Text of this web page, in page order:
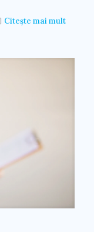
Citește mai mult